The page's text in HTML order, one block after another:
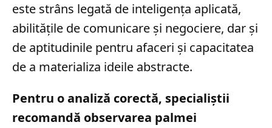
este strâns legată de inteligența aplicată,
abilitățile de comunicare și negociere, dar și
de aptitudinile pentru afaceri și capacitatea
de a materializa ideile abstracte.
Pentru o analiză corectă, specialiștii
recomandă observarea palmei